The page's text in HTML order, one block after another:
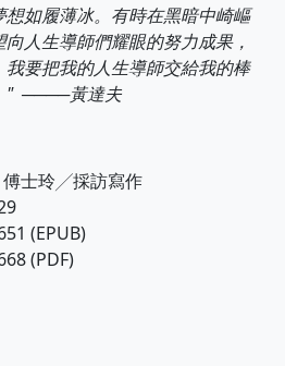
如履薄冰。有時在黑暗中崎嶇
人生導師們耀眼的努力成果，
要把我的人生導師交給我的棒
" ────黃達夫
士玲╱採訪寫作
(EPUB)
(PDF)